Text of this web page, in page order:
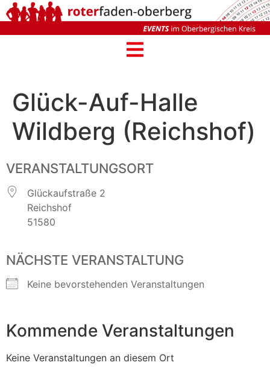
Glück-Auf-Halle
Wildberg (Reichshof)
VERANSTALTUNGSORT
Glückaufstraße 2
Reichshof
51580
NÄCHSTE VERANSTALTUNG
Keine bevorstehenden Veranstaltungen
Kommende Veranstaltungen
Keine Veranstaltungen an diesem Ort